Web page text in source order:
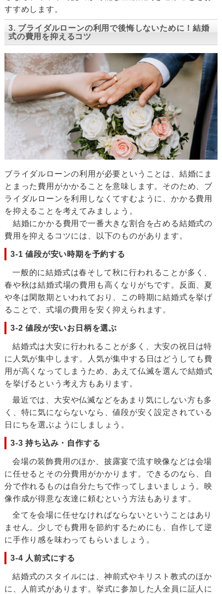
すすめします。
3. ブライダルローンの利用で後悔しないために！結婚
式の費用を抑えるコツ
ブライダルローンの利用が必要ということは、結婚にま
とまった費用がかかることを意味します。そのため、ブ
ライダルローンを利用しなくてすむように、かかる費用
を抑えることを考えてみましょう。
結婚にかかる費用で一番大きな割合を占める結婚式の
費用を抑えるコツには、以下のものがあります。
3-1 値段が安い時期を予約する
一般的に結婚式は春そして秋に行われることが多く、
春や秋は結婚式場の費用も高くなりがちです。反面、夏
や冬は閑散期といわれており、この時期に結婚式を挙げ
ることで、式場の費用を安く抑えられます。
3-2 値段が安いお日柄を選ぶ
結婚式は大安に行われることが多く、大安の祝日は特
に人気が集中します。人気が集中する日はどうしても費
用が高くなってしまうため、あえて仏滅を選んで結婚式
を挙げるという考え方もあります。
最近では、大安や仏滅などをあまり気にしない方も多
く、特に気にならないなら、値段が安く設定されている
日にちを選ぶようにしましょう。
3-3 持ち込み・自作する
会場の装飾費用のほか、披露宴で流す映像などは会場
に任せるとその分費用がかかります。できるのなら、自
分で作れるものは自分たちで作ってしまいましょう。映
像作成が得意な友達に頼むという方法もあります。
全てを会場に任せなければならないということはあり
ません。少しでも費用を節約するためにも、自作して逆
に手作り感を味わってもらいましょう。
3-4 人前式にする
結婚式のスタイルには、神前式やキリスト教式のほか
に、人前式があります。挙式に参加した人全員に証人に